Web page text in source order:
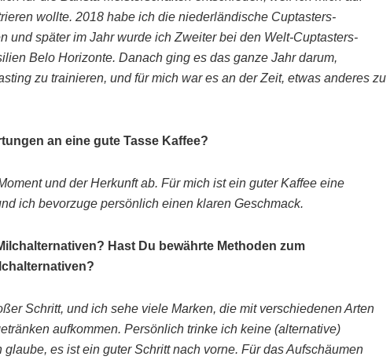
wollte. 2018 habe ich die niederländische Cuptasters-
und später im Jahr wurde ich Zweiter bei den Welt-Cuptasters-
Belo Horizonte. Danach ging es das ganze Jahr darum,
zu trainieren, und für mich war es an der Zeit, etwas anderes zu
an eine gute Tasse Kaffee?
und der Herkunft ab. Für mich ist ein guter Kaffee eine
ich bevorzuge persönlich einen klaren Geschmack.
Hast Du bewährte Methoden zum
Schritt, und ich sehe viele Marken, die mit verschiedenen Arten
aufkommen. Persönlich trinke ich keine (alternative)
glaube, es ist ein guter Schritt nach vorne. Für das Aufschäumen